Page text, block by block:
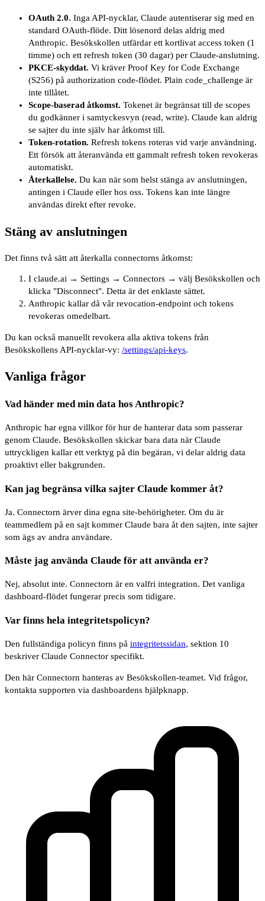
OAuth 2.0. Inga API-nycklar, Claude autentiserar sig med en
standard OAuth-flöde. Ditt lösenord delas aldrig med
Anthropic. Besökskollen utfärdar ett kortlivat access token (1
timme) och ett refresh token (30 dagar) per Claude-anslutning.
PKCE-skyddat. Vi kräver Proof Key for Code Exchange
(S256) på authorization code-flödet. Plain code_challenge är
inte tillåtet.
Scope-baserad åtkomst. Tokenet är begränsat till de scopes
du godkänner i samtyckesvyn (read, write). Claude kan aldrig
se sajter du inte själv har åtkomst till.
Token-rotation. Refresh tokens roteras vid varje användning.
Ett försök att återanvända ett gammalt refresh token revokeras
automatiskt.
Återkallelse. Du kan när som helst stänga av anslutningen,
antingen i Claude eller hos oss. Tokens kan inte längre
användas direkt efter revoke.
Stäng av anslutningen
Det finns två sätt att återkalla connectorns åtkomst:
I claude.ai → Settings → Connectors → välj Besökskollen och
klicka "Disconnect". Detta är det enklaste sättet.
Anthropic kallar då vår revocation-endpoint och tokens
revokeras omedelbart.
Du kan också manuellt revokera alla aktiva tokens från
Besökskollens API-nycklar-vy: /settings/api-keys.
Vanliga frågor
Vad händer med min data hos Anthropic?
Anthropic har egna villkor för hur de hanterar data som passerar
genom Claude. Besökskollen skickar bara data när Claude
uttryckligen kallar ett verktyg på din begäran, vi delar aldrig data
proaktivt eller bakgrunden.
Kan jag begränsa vilka sajter Claude kommer åt?
Ja. Connectorn ärver dina egna site-behörigheter. Om du är
teammedlem på en sajt kommer Claude bara åt den sajten, inte sajter
som ägs av andra användare.
Måste jag använda Claude för att använda er?
Nej, absolut inte. Connectorn är en valfri integration. Det vanliga
dashboard-flödet fungerar precis som tidigare.
Var finns hela integritetspolicyn?
Den fullständiga policyn finns på integritetssidan, sektion 10
beskriver Claude Connector specifikt.
Den här Connectorn hanteras av Besökskollen-teamet. Vid frågor,
kontakta supporten via dashboardens hjälpknapp.